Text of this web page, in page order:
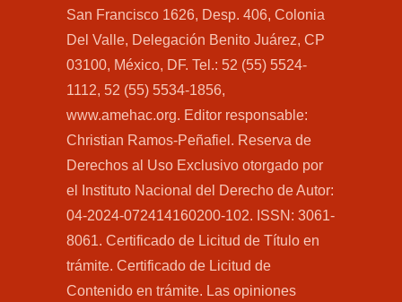
San Francisco 1626, Desp. 406, Colonia
Del Valle, Delegación Benito Juárez, CP
03100, México, DF. Tel.: 52 (55) 5524-
1112, 52 (55) 5534-1856,
www.amehac.org. Editor responsable:
Christian Ramos-Peñafiel. Reserva de
Derechos al Uso Exclusivo otorgado por
el Instituto Nacional del Derecho de Autor:
04-2024-072414160200-102. ISSN: 3061-
8061. Certificado de Licitud de Título en
trámite. Certificado de Licitud de
Contenido en trámite. Las opiniones